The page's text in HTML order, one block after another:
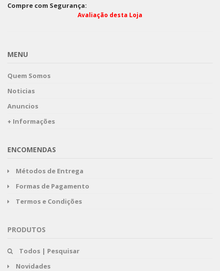
Compre com Segurança:
Avaliação desta Loja
MENU
Quem Somos
Noticias
Anuncios
+ Informações
ENCOMENDAS
Métodos de Entrega
Formas de Pagamento
Termos e Condições
PRODUTOS
Todos | Pesquisar
Novidades